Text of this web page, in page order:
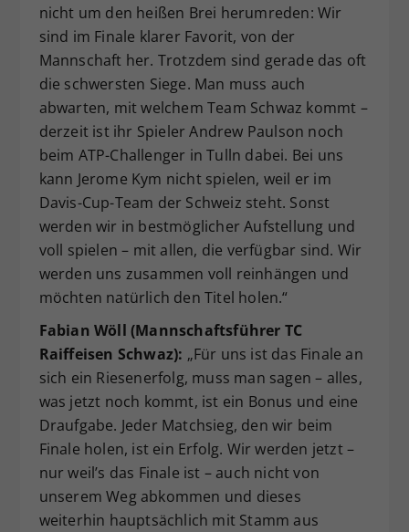
nicht um den heißen Brei herumreden: Wir
sind im Finale klarer Favorit, von der
Mannschaft her. Trotzdem sind gerade das oft
die schwersten Siege. Man muss auch
abwarten, mit welchem Team Schwaz kommt –
derzeit ist ihr Spieler Andrew Paulson noch
beim ATP-Challenger in Tulln dabei. Bei uns
kann Jerome Kym nicht spielen, weil er im
Davis-Cup-Team der Schweiz steht. Sonst
werden wir in bestmöglicher Aufstellung und
voll spielen – mit allen, die verfügbar sind. Wir
werden uns zusammen voll reinhängen und
möchten natürlich den Titel holen.“
Fabian Wöll (Mannschaftsführer TC
Raiffeisen Schwaz): „Für uns ist das Finale an
sich ein Riesenerfolg, muss man sagen – alles,
was jetzt noch kommt, ist ein Bonus und eine
Draufgabe. Jeder Matchsieg, den wir beim
Finale holen, ist ein Erfolg. Wir werden jetzt –
nur weil’s das Finale ist – auch nicht von
unserem Weg abkommen und dieses
weiterhin hauptsächlich mit Stamm aus